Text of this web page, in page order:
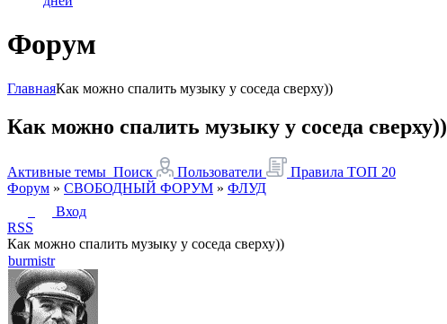
Форум
ГлавнаяКак можно спалить музыку у соседа сверху))
Как можно спалить музыку у соседа сверху))
Активные темы Поиск Пользователи Правила ТОП 20
Форум » СВОБОДНЫЙ ФОРУМ » ФЛУД
Вход
RSS
Как можно спалить музыку у соседа сверху))
burmistr